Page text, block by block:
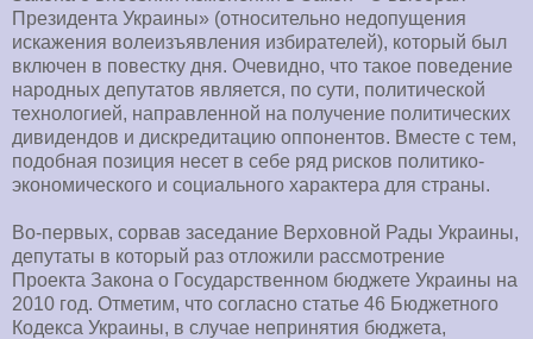
Президента Украины» (относительно недопущения
искажения волеизъявления избирателей), который был
включен в повестку дня. Очевидно, что такое поведение
народных депутатов является, по сути, политической
технологией, направленной на получение политических
дивидендов и дискредитацию оппонентов. Вместе с тем,
подобная позиция несет в себе ряд рисков политико-
экономического и социального характера для страны.
Во-первых, сорвав заседание Верховной Рады Украины,
депутаты в который раз отложили рассмотрение
Проекта Закона о Государственном бюджете Украины на
2010 год. Отметим, что согласно статье 46 Бюджетного
Кодекса Украины, в случае непринятия бюджета,